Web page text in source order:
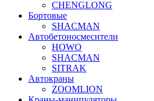
CHENGLONG
Бортовые
SHACMAN
Автобетоносмесители
HOWO
SHACMAN
SITRAK
Автокраны
ZOOMLION